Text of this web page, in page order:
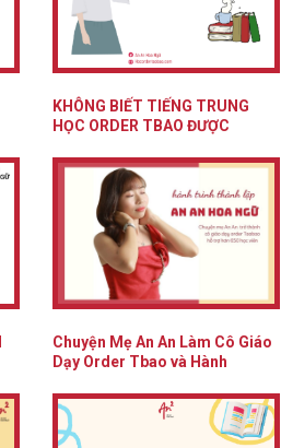
KHÔNG BIẾT TIẾNG TRUNG
HỌC ORDER TBAO ĐƯỢC
Chuyện Mẹ An An Làm Cô Giáo
Dạy Order Tbao và Hành